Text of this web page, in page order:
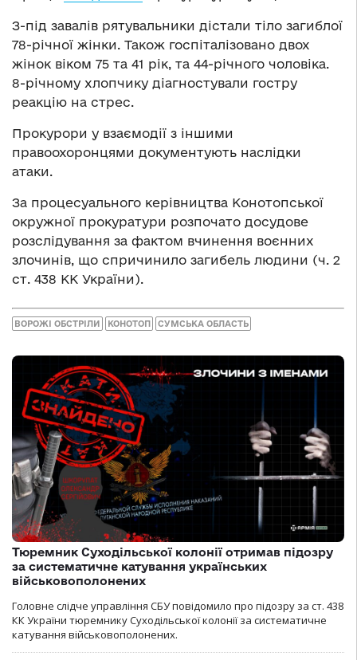
З-під завалів рятувальники дістали тіло загиблої
78-річної жінки. Також госпіталізовано двох
жінок віком 75 та 41 рік, та 44-річного чоловіка.
8-річному хлопчику діагностували гостру
реакцію на стрес.
Прокурори у взаємодії з іншими
правоохоронцями документують наслідки
атаки.
За процесуального керівництва Конотопської
окружної прокуратури розпочато досудове
розслідування за фактом вчинення воєнних
злочинів, що спричинило загибель людини (ч. 2
ст. 438 КК України).
ВОРОЖІ ОБСТРІЛИ КОНОТОП СУМСЬКА ОБЛАСТЬ
Тюремник Суходільської колонії отримав підозру
за систематичне катування українських
військовополонених
Головне слідче управління СБУ повідомило про підозру за ст. 438
КК України тюремнику Суходільської колонії за систематичне
катування військовополонених.